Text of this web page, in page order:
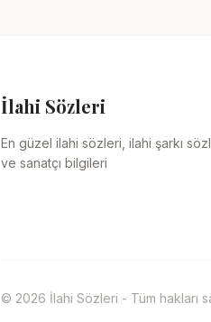
İlahi Sözleri
En güzel ilahi sözleri, ilahi şarkı
ve sanatçı bilgileri
© 2026 İlahi Sözleri - Tüm hakları